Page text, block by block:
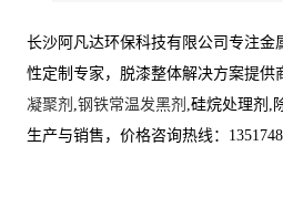
长沙阿凡达环保科技有限公司专注金
性定制专家，脱漆整体解决方案提供
凝聚剂 ,钢铁常温发黑剂 ,硅烷处理剂,
生产与销售，价格咨询热线：